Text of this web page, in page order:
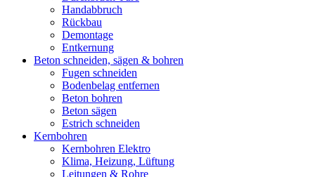
Handabbruch
Rückbau
Demontage
Entkernung
Beton schneiden, sägen & bohren
Fugen schneiden
Bodenbelag entfernen
Beton bohren
Beton sägen
Estrich schneiden
Kernbohren
Kernbohren Elektro
Klima, Heizung, Lüftung
Leitungen & Rohre